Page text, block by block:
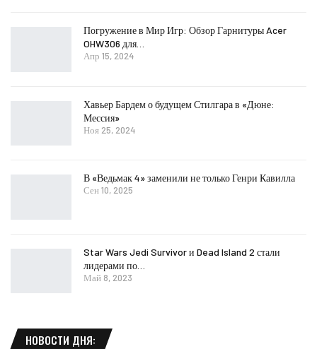
Погружение в Мир Игр: Обзор Гарнитуры Acer
OHW306 для…
Апр 15, 2024
Хавьер Бардем о будущем Стилгара в «Дюне:
Мессия»
Ноя 25, 2024
В «Ведьмак 4» заменили не только Генри Кавилла
Сен 10, 2025
Star Wars Jedi Survivor и Dead Island 2 стали
лидерами по…
Май 8, 2023
НОВОСТИ ДНЯ: